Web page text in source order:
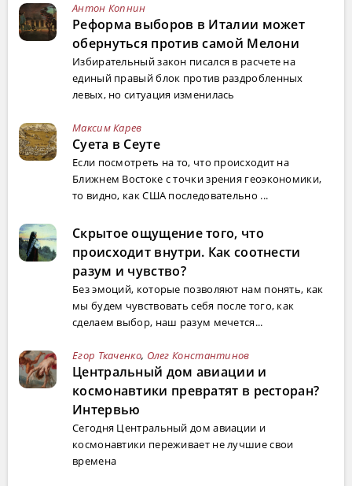
Антон Копнин
Реформа выборов в Италии может
обернуться против самой Мелони
Избирательный закон писался в расчете на
единый правый блок против раздробленных
левых, но ситуация изменилась
Максим Карев
Суета в Сеуте
Если посмотреть на то, что происходит на
Ближнем Востоке с точки зрения геоэкономики,
то видно, как США последовательно ...
Скрытое ощущение того, что
происходит внутри. Как соотнести
разум и чувство?
Без эмоций, которые позволяют нам понять, как
мы будем чувствовать себя после того, как
сделаем выбор, наш разум мечется...
Егор Ткаченко, Олег Константинов
Центральный дом авиации и
космонавтики превратят в ресторан?
Интервью
Сегодня Центральный дом авиации и
космонавтики переживает не лучшие свои
времена